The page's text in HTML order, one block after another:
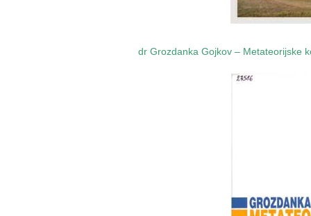
dr Grozdanka Gojkov – Metateorijske